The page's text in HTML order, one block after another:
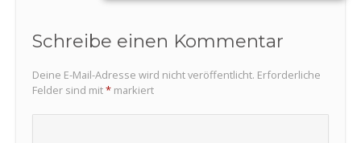
Schreibe einen Kommentar
Deine E-Mail-Adresse wird nicht veröffentlicht. Erforderliche
Felder sind mit* markiert